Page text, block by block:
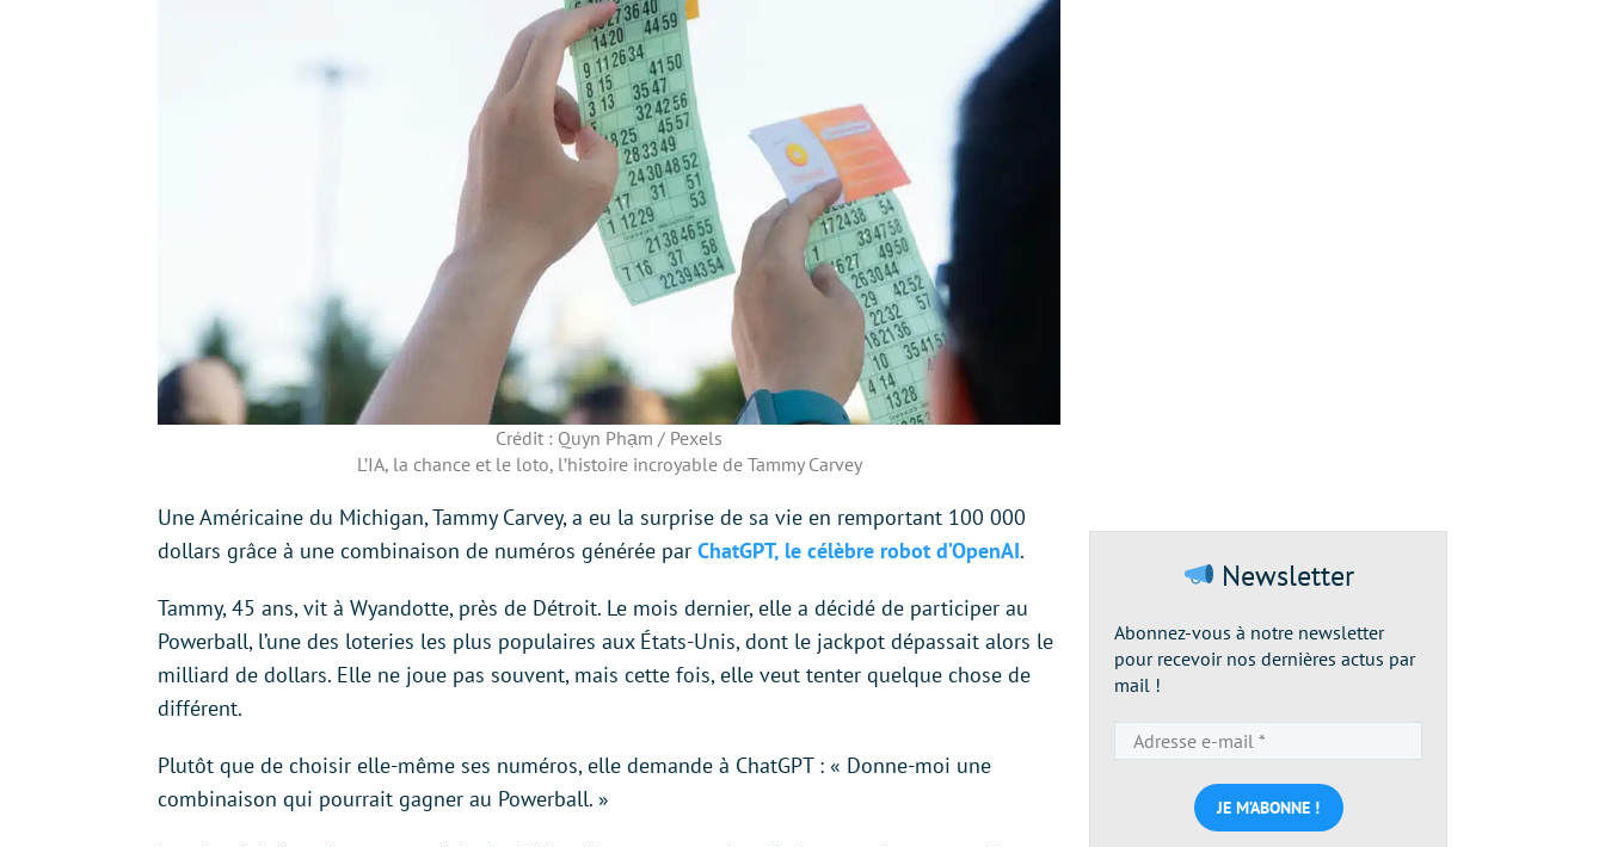
Crédit : Quyn Phạm / Pexels
L’IA, la chance et le loto, l’histoire incroyable de Tammy Carvey
Une Américaine du Michigan, Tammy Carvey, a eu la surprise de sa vie en remportant 100 000
dollars grâce à une combinaison de numéros générée par ChatGPT, le célèbre robot d’OpenAI.
Tammy, 45 ans, vit à Wyandotte, près de Détroit. Le mois dernier, elle a décidé de participer au
Powerball, l’une des loteries les plus populaires aux États-Unis, dont le jackpot dépassait alors le
milliard de dollars. Elle ne joue pas souvent, mais cette fois, elle veut tenter quelque chose de
différent.
Plutôt que de choisir elle-même ses numéros, elle demande à ChatGPT : « Donne-moi une
combinaison qui pourrait gagner au Powerball. »
Newsletter
Abonnez-vous à notre newsletter
pour recevoir nos dernières actus par
mail !
e-
mail
*